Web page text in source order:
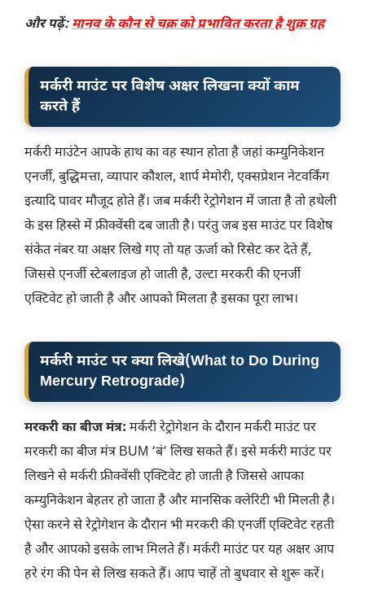
और पढ़ें:मानव के कौन से चक्र को प्रभावित करता है शुक्र ग्रह
मर्करी माउंट पर विशेष अक्षर लिखना क्यों काम
करते हैं
मर्करी माउंटेन आपके हाथ का वह स्थान होता है जहां कम्युनिकेशन
एनर्जी, बुद्धिमत्ता, व्यापार कौशल, शार्प मेमोरी, एक्सप्रेशन नेटवर्किंग
इत्यादि पावर मौजूद होते हैं। जब मर्करी रेट्रोगेशन में जाता है तो हथेली
के इस हिस्से में फ्रीक्वेंसी दब जाती है। परंतु जब इस माउंट पर विशेष
संकेत नंबर या अक्षर लिखे गए तो यह ऊर्जा को रिसेट कर देते हैं,
जिससे एनर्जी स्टेबलाइज हो जाती है, उल्टा मरकरी की एनर्जी
एक्टिवेट हो जाती है और आपको मिलता है इसका पूरा लाभ।
मर्करी माउंट पर क्या लिखे(What to Do During
Mercury Retrograde)
मरकरी का बीज मंत्र: मर्करी रेट्रोगेशन के दौरान मर्करी माउंट पर
मरकरी का बीज मंत्र BUM ‘बं’ लिख सकते हैं। इसे मर्करी माउंट पर
लिखने से मर्करी फ्रीक्वेंसी एक्टिवेट हो जाती है जिससे आपका
कम्युनिकेशन बेहतर हो जाता है और मानसिक क्लेरिटी भी मिलती है।
ऐसा करने से रेट्रोगेशन के दौरान भी मरकरी की एनर्जी एक्टिवेट रहती
है और आपको इसके लाभ मिलते हैं। मर्करी माउंट पर यह अक्षर आप
हरे रंग की पेन से लिख सकते हैं। आप चाहें तो बुधवार से शुरू करें।